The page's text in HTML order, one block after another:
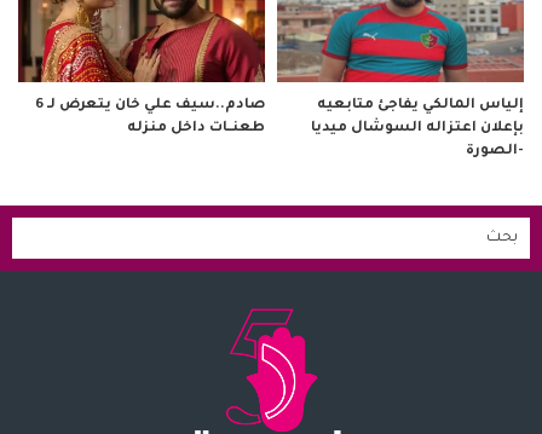
إلياس المالكي يفاجئ متابعيه
بإعلان اعتزاله السوشال ميديا
-الصورة
صادم..سيف علي خان يتعرض لـ 6
طعنــات داخل منزله